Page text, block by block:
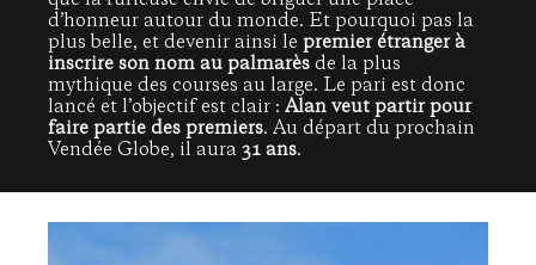
d’honneur autour du monde. Et pourquoi pas la
plus belle, et devenir ainsi le premier étranger à
inscrire son nom au palmarès de la plus
mythique des courses au large. Le pari est donc
lancé et l’objectif est clair : Alan veut partir pour
faire partie des premiers. Au départ du prochain
Vendée Globe, il aura 31 ans.